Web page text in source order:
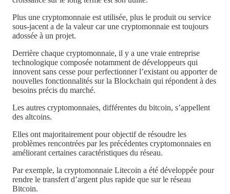
Plus une cryptomonnaie est utilisée, plus le produit ou service
sous-jacent a de la valeur car une cryptomonnaie est toujours
adossée à un projet.
Derrière chaque cryptomonnaie, il y a une vraie entreprise
technologique composée notamment de développeurs qui
innovent sans cesse pour perfectionner l’existant ou apporter de
nouvelles fonctionnalités sur la Blockchain qui répondent à des
besoins précis du marché.
Les autres cryptomonnaies, différentes du bitcoin, s’appellent
des altcoins.
Elles ont majoritairement pour objectif de résoudre les
problèmes rencontrées par les précédentes cryptomonnaies en
améliorant certaines caractéristiques du réseau.
Par exemple, la cryptomonnaie Litecoin a été développée pour
rendre le transfert d’argent plus rapide que sur le réseau
Bitcoin.